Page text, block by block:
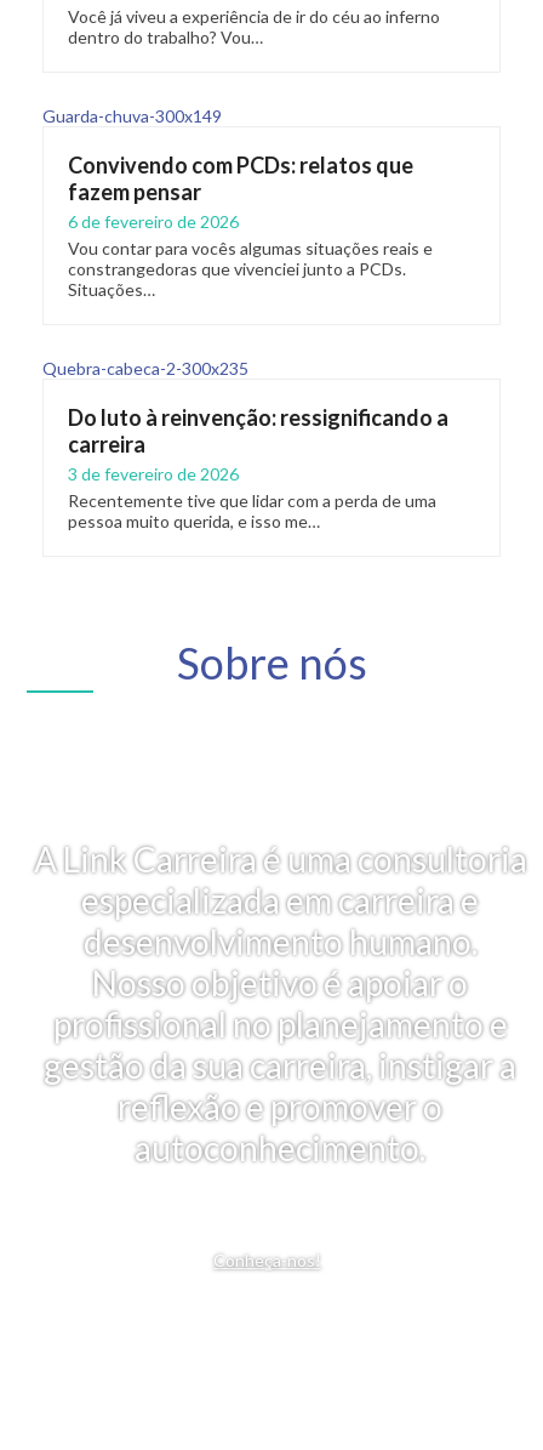
Você já viveu a experiência de ir do céu ao inferno
dentro do trabalho? Vou…
Convivendo com PCDs: relatos que
fazem pensar
6 de fevereiro de 2026
Vou contar para vocês algumas situações reais e
constrangedoras que vivenciei junto a PCDs.
Situações…
Do luto à reinvenção: ressignificando a
carreira
3 de fevereiro de 2026
Recentemente tive que lidar com a perda de uma
pessoa muito querida, e isso me…
Sobre nós
A Link Carreira é uma consultoria
especializada em carreira e
desenvolvimento humano.
Nosso objetivo é apoiar o
profissional no planejamento e
gestão da sua carreira, instigar a
reflexão e promover o
autoconhecimento.
Conheça-nos!